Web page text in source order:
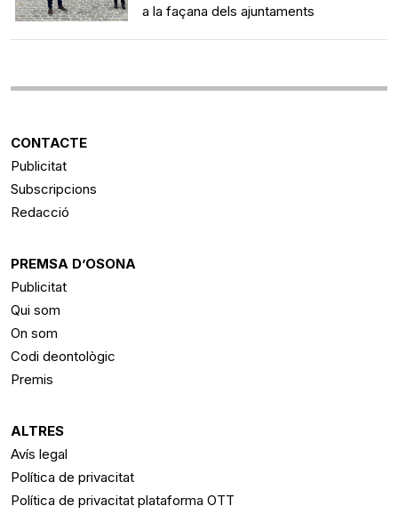
Contacte
Avís legal
Política de cookies
a la façana dels ajuntaments
CONTACTE
Publicitat
Subscripcions
Redacció
PREMSA D’OSONA
Publicitat
Qui som
On som
Codi deontològic
Premis
ALTRES
Avís legal
Política de privacitat
Política de privacitat plataforma OTT